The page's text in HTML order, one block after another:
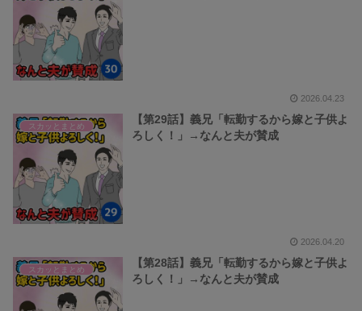
2026.04.23
スカッとまとめ
【第29話】義兄「転勤するから嫁と子供よ
ろしく！」→なんと夫が賛成
2026.04.20
スカッとまとめ
【第28話】義兄「転勤するから嫁と子供よ
ろしく！」→なんと夫が賛成